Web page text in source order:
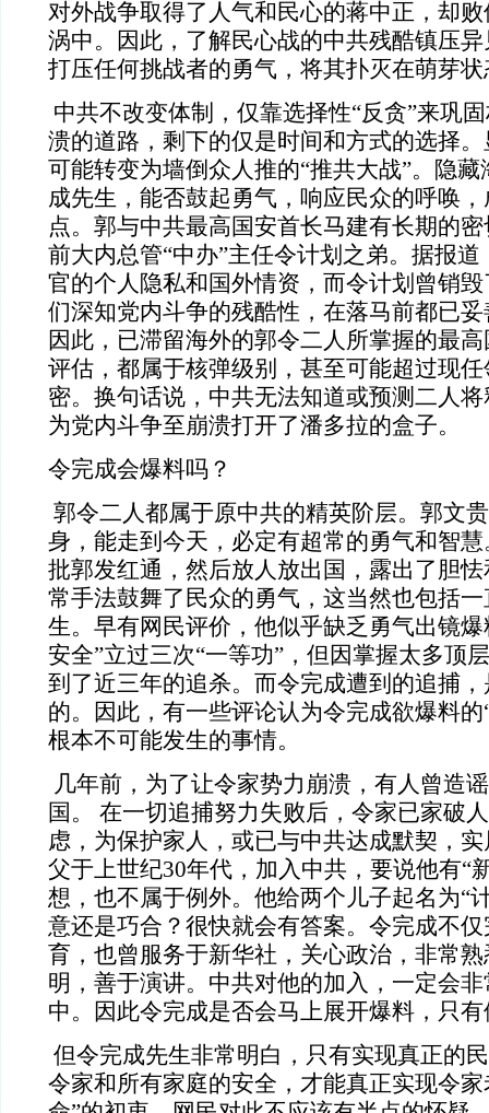
对外战争取得了人气和民心的蒋中正，却
涡中。因此，了解民心战的中共残酷镇压
打压任何挑战者的勇气，将其扑灭在萌芽状
中共不改变体制，仅靠选择性“反贪”来巩
溃的道路，剩下的仅是时间和方式的选择。
可能转变为墙倒众人推的“推共大战”。隐
成先生，能否鼓起勇气，响应民众的呼唤
点。郭与中共最高国安首长马建有长期的
前大内总管“中办”主任令计划之弟。据报
官的个人隐私和国外情资，而令计划曾销
们深知党内斗争的残酷性，在落马前都已
因此，已滞留海外的郭令二人所掌握的最
评估，都属于核弹级别，甚至可能超过现
密。换句话说，中共无法知道或预测二人
为党内斗争至崩溃打开了潘多拉的盒子。
令完成会爆料吗？
郭令二人都属于原中共的精英阶层。郭文
身，能走到今天，必定有超常的勇气和智
批郭发红通，然后放人放出国，露出了胆
常手法鼓舞了民众的勇气，这当然也包括
生。早有网民评价，他似乎缺乏勇气出镜
安全”立过三次“一等功”，但因掌握太多顶
到了近三年的追杀。而令完成遭到的追捕
的。因此，有一些评论认为令完成欲爆料的
根本不可能发生的事情。
几年前，为了让令家势力崩溃，有人曾造
国。 在一切追捕努力失败后，令家已家破
虑，为保护家人，或已与中共达成默契，
父于上世纪30年代，加入中共，要说他有“
想，也不属于例外。他给两个儿子起名为“
意还是巧合？很快就会有答案。令完成不
育，也曾服务于新华社，关心政治，非常
明，善于演讲。中共对他的加入，一定会
中。因此令完成是否会马上展开爆料，只
但令完成先生非常明白，只有实现真正的
令家和所有家庭的安全，才能真正实现令